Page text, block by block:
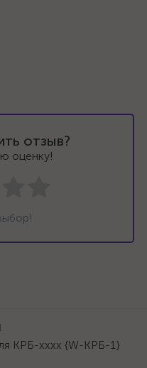
отзыв?
оценку!
КРБ-хххх {W-КРБ-1}